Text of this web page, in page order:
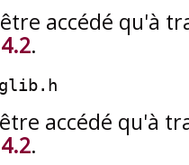
accédé qu'à
.
accédé qu'à
.